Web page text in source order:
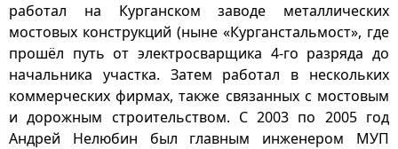
работал на Курганском заводе металлических
мостовых конструкций (ныне «Курганстальмост», где
прошёл путь от электросварщика 4-го разряда до
начальника участка. Затем работал в нескольких
коммерческих фирмах, также связанных с мостовым
и дорожным строительством. С 2003 по 2005 год
Андрей Нелюбин был главным инженером МУП